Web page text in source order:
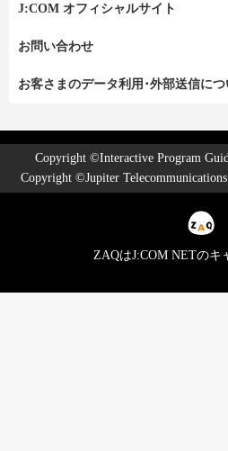
J:COM オフィシャルサイト
お問い合わせ
お客さまのデータ利用･外部送信につ
Copyright ©Interactive Program
Copyright ©Jupiter
ZAQはJ:COM NETのキ